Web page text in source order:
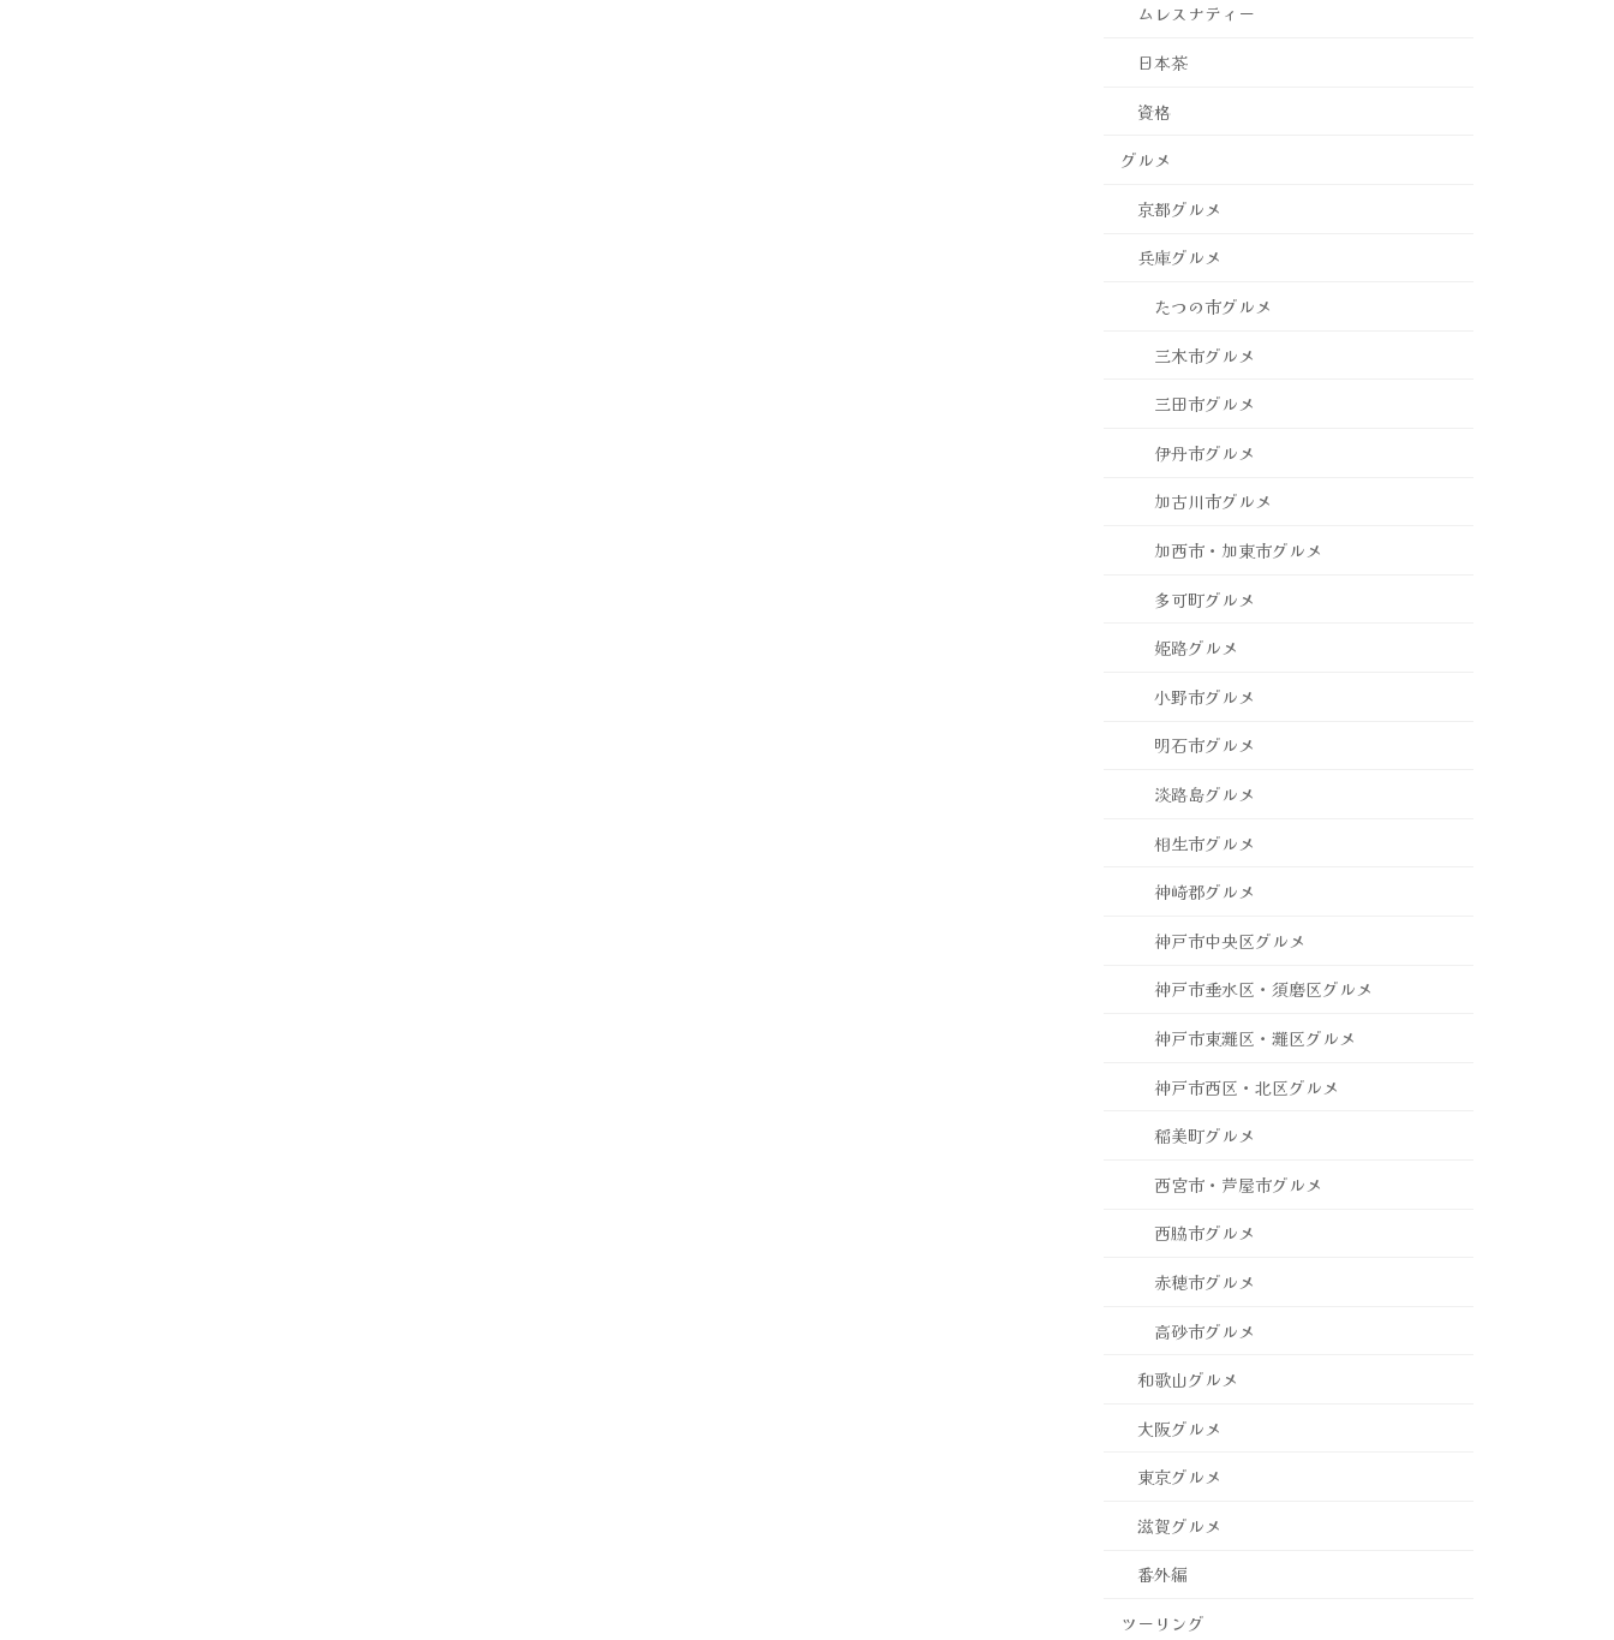
ムレスナティー
日本茶
資格
グルメ
京都グルメ
兵庫グルメ
たつの市グルメ
三木市グルメ
三田市グルメ
伊丹市グルメ
加古川市グルメ
加西市・加東市グルメ
多可町グルメ
姫路グルメ
小野市グルメ
明石市グルメ
淡路島グルメ
相生市グルメ
神崎郡グルメ
神戸市中央区グルメ
神戸市垂水区・須磨区グルメ
神戸市東灘区・灘区グルメ
神戸市西区・北区グルメ
稲美町グルメ
西宮市・芦屋市グルメ
西脇市グルメ
赤穂市グルメ
高砂市グルメ
和歌山グルメ
大阪グルメ
東京グルメ
滋賀グルメ
番外編
ツーリング